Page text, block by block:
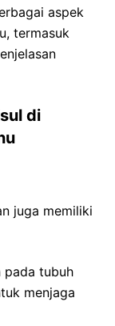
aspek
termasuk
di
juga memiliki
pada tubuh
menjaga